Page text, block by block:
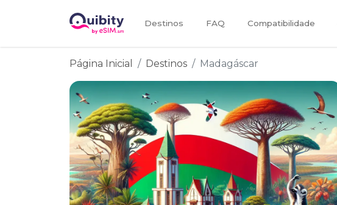
Destinos FAQ Compatibilidade
Página Inicial Destinos Madagáscar